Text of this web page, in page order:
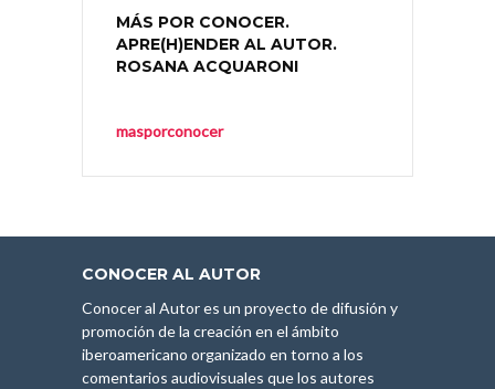
MÁS POR CONOCER.
APRE(H)ENDER AL AUTOR.
ROSANA ACQUARONI
masporconocer
CONOCER AL AUTOR
Conocer al Autor es un proyecto de difusión y
promoción de la creación en el ámbito
iberoamericano organizado en torno a los
comentarios audiovisuales que los autores